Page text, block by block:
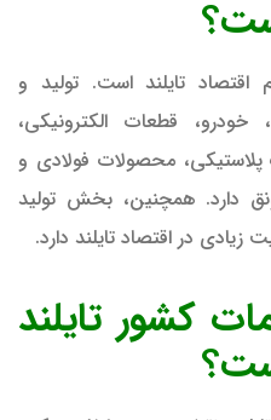
تایلند است. تولید و
خودرو، قطعات الکترونیکی،
محصولات فولادی و
دارد. همچنین، بخش تولید
در اقتصاد تایلند دارد.
کشور تایلند